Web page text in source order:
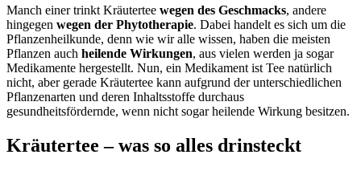
Manch einer trinkt Kräutertee wegen des Geschmacks, andere
hingegen wegen der Phytotherapie. Dabei handelt es sich um die
Pflanzenheilkunde, denn wie wir alle wissen, haben die meisten
Pflanzen auch heilende Wirkungen, aus vielen werden ja sogar
Medikamente hergestellt. Nun, ein Medikament ist Tee natürlich
nicht, aber gerade Kräutertee kann aufgrund der unterschiedlichen
Pflanzenarten und deren Inhaltsstoffe durchaus
gesundheitsfördernde, wenn nicht sogar heilende Wirkung besitzen.
Kräutertee – was so alles drinsteckt